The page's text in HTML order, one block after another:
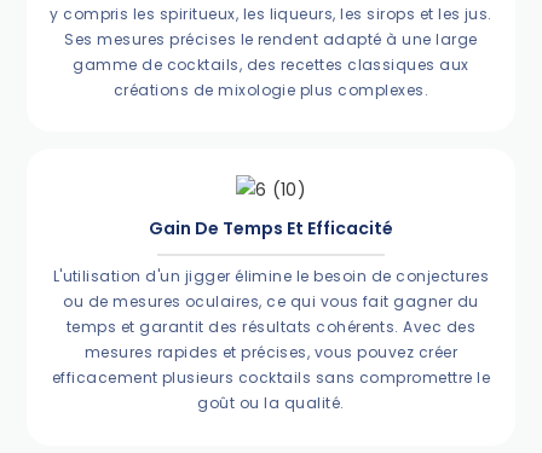
y compris les spiritueux, les liqueurs, les sirops et les jus.
Ses mesures précises le rendent adapté à une large
gamme de cocktails, des recettes classiques aux
créations de mixologie plus complexes.
Gain De Temps Et Efficacité
L'utilisation d'un jigger élimine le besoin de conjectures
ou de mesures oculaires, ce qui vous fait gagner du
temps et garantit des résultats cohérents. Avec des
mesures rapides et précises, vous pouvez créer
efficacement plusieurs cocktails sans compromettre le
goût ou la qualité.